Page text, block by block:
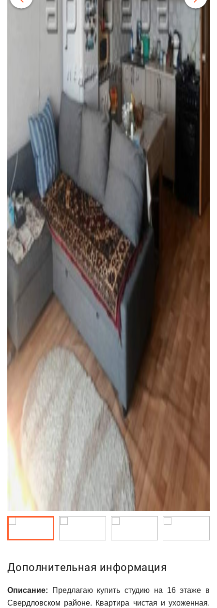
Дополнительная информация
Описание: Предлагаю купить студию на 16 этаже в
Свердловском районе. Квартира чистая и ухоженная.